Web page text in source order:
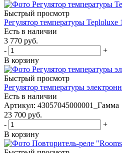
Быстрый просмотр
Регулятор температуры Teploluxe
Есть в наличии
3 770 руб.
-
+
В корзину
Быстрый просмотр
Регулятор температуры
Есть в наличии
Артикул: 43057045000001_Гамма
23 700 руб.
-
+
В корзину